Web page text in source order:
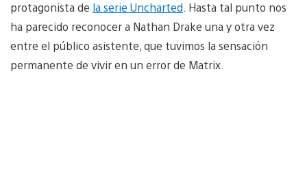
protagonista de la serie Uncharted . Hasta tal punto nos
ha parecido reconocer a Nathan Drake una y otra vez
entre el público asistente, que tuvimos la sensación
permanente de vivir en un error de Matrix.